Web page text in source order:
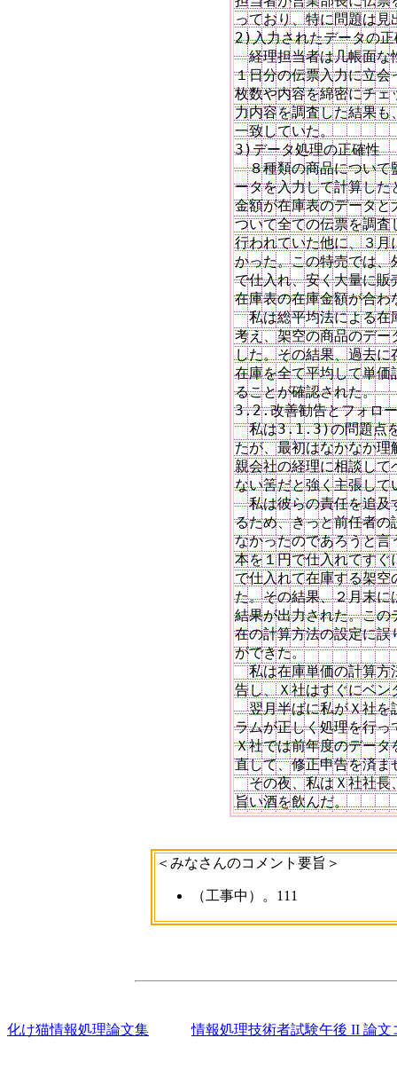
っており、特に問題は見
2)入力されたデータの正
経理担当者は几帳面な
１日分の伝票入力に立
枚数や内容を綿密にチ
力内容を調査した結果
一致していた。
3)データ処理の正確性
８種類の商品について
ータを入力して計算し
金額が在庫表のデータ
ついて全ての伝票を調
行われていた他に、３
かった。この特売では
で仕入れ、安く大量に
在庫表の在庫金額が合
私は総平均法による在
考え、架空の商品のデ
した。その結果、過去
在庫を全て平均して単
ることが確認された。
3.2.改善勧告とフォロ
私は3.1.3)の問題点を
たが、最初はなかなか
親会社の経理に相談し
ない筈だと強く主張し
私は彼らの責任を追及
るため、きっと前任者
なかったのであろうと
本を１円で仕入れてす
で仕入れて在庫する架
た。その結果、２月末
結果が出力された。こ
在の計算方法の設定に
ができた。
私は在庫単価の計算方
告し、Ｘ社はすぐにベ
翌月半ばに私がＸ社を
ラムが正しく処理を行
Ｘ社では前年度のデー
直して、修正申告を済
その夜、私はＸ社社長
旨い酒を飲んだ。
＜みなさんのコメント要旨＞
（工事中）。111
化け猫情報処理論文集 情報処理技術者試験午後 II 論文